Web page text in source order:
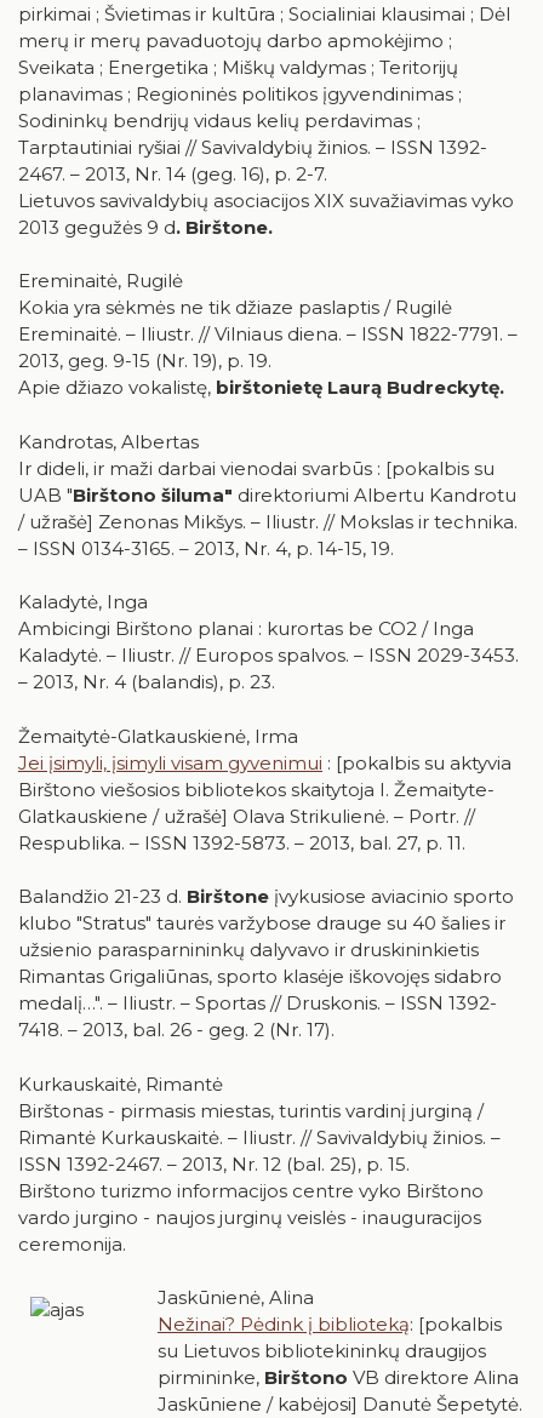
pirkimai ; Švietimas ir kultūra ; Socialiniai klausimai ; Dėl
merų ir merų pavaduotojų darbo apmokėjimo ;
Sveikata ; Energetika ; Miškų valdymas ; Teritorijų
planavimas ; Regioninės politikos įgyvendinimas ;
Sodininkų bendrijų vidaus kelių perdavimas ;
Tarptautiniai ryšiai // Savivaldybių žinios. – ISSN 1392-
2467. – 2013, Nr. 14 (geg. 16), p. 2-7.
Lietuvos savivaldybių asociacijos XIX suvažiavimas vyko
2013 gegužės 9 d. Birštone.
Ereminaitė, Rugilė
Kokia yra sėkmės ne tik džiaze paslaptis / Rugilė
Ereminaitė. – Iliustr. // Vilniaus diena. – ISSN 1822-7791. –
2013, geg. 9-15 (Nr. 19), p. 19.
Apie džiazo vokalistę, birštonietę Laurą Budreckytę.
Kandrotas, Albertas
Ir dideli, ir maži darbai vienodai svarbūs : [pokalbis su
UAB "Birštono šiluma" direktoriumi Albertu Kandrotu
/ užrašė] Zenonas Mikšys. – Iliustr. // Mokslas ir technika.
– ISSN 0134-3165. – 2013, Nr. 4, p. 14-15, 19.
Kaladytė, Inga
Ambicingi Birštono planai : kurortas be CO2 / Inga
Kaladytė. – Iliustr. // Europos spalvos. – ISSN 2029-3453.
– 2013, Nr. 4 (balandis), p. 23.
Žemaitytė-Glatkauskienė, Irma
Jei įsimyli, įsimyli visam gyvenimui : [pokalbis su aktyvia
Birštono viešosios bibliotekos skaitytoja I. Žemaityte-
Glatkauskiene / užrašė] Olava Strikulienė. – Portr. //
Respublika. – ISSN 1392-5873. – 2013, bal. 27, p. 11.
Balandžio 21-23 d. Birštone įvykusiose aviacinio sporto
klubo "Stratus" taurės varžybose drauge su 40 šalies ir
užsienio parasparnininkų dalyvavo ir druskininkietis
Rimantas Grigaliūnas, sporto klasėje iškovojęs sidabro
medalį…". – Iliustr. – Sportas // Druskonis. – ISSN 1392-
7418. – 2013, bal. 26 - geg. 2 (Nr. 17).
Kurkauskaitė, Rimantė
Birštonas - pirmasis miestas, turintis vardinį jurginą /
Rimantė Kurkauskaitė. – Iliustr. // Savivaldybių žinios. –
ISSN 1392-2467. – 2013, Nr. 12 (bal. 25), p. 15.
Birštono turizmo informacijos centre vyko Birštono
vardo jurgino - naujos jurginų veislės - inauguracijos
ceremonija.
Jaskūnienė, Alina
Nežinai? Pėdink į biblioteką: [pokalbis
su Lietuvos bibliotekininkų draugijos
pirmininke, Birštono VB direktore Alina
Jaskūniene / kabėjosi] Danutė Šepetytė.